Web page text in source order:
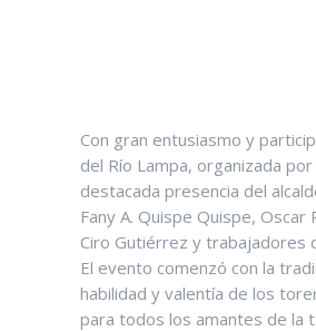
Con gran entusiasmo y
del Río Lampa, organizada
destacada presencia del
Fany A. Quispe Quispe,
Ciro Gutiérrez y trabajadores
El evento comenzó con la
habilidad y valentía de los
para todos los amantes de la